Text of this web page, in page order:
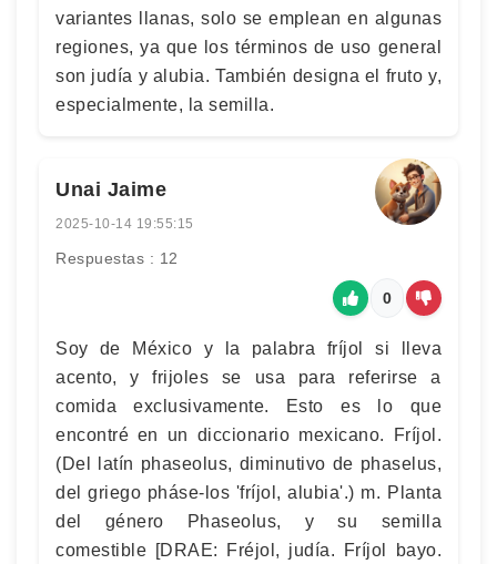
variantes llanas, solo se emplean en algunas
regiones, ya que los términos de uso general
son judía y alubia. También designa el fruto y,
especialmente, la semilla.
Unai Jaime
2025-10-14 19:55:15
Respuestas : 12
0
Soy de México y la palabra fríjol si lleva
acento, y frijoles se usa para referirse a
comida exclusivamente. Esto es lo que
encontré en un diccionario mexicano. Fríjol.
(Del latín phaseolus, diminutivo de phaselus,
del griego pháse-los 'fríjol, alubia'.) m. Planta
del género Phaseolus, y su semilla
comestible [DRAE: Fréjol, judía. Fríjol bayo.